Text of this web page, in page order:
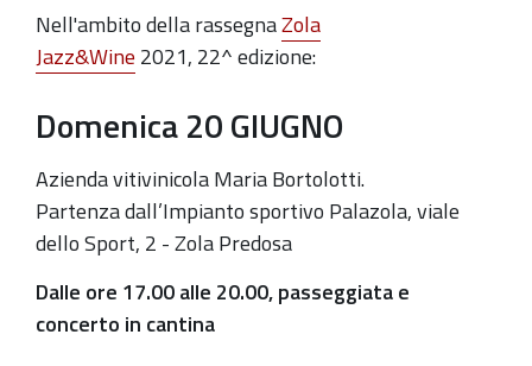
Zola
Jazz&wine
2021:
Flute
Fever
and
the
Carlo
Maver,
Nell'ambito della rassegnaZola
Jazz&Wine 2021, 22^ edizione:
Domenica 20GIUGNO
Azienda vitivinicola Maria Bortolotti.
Partenza dall’Impianto sportivo Palazola, viale
dello Sport, 2 - Zola Predosa
Dalle ore 17.00 alle 20.00, passeggiata e
concerto in cantina